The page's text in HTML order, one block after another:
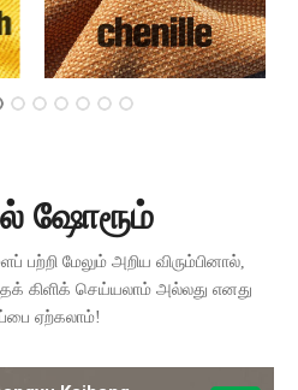
ஷோரூம்
மேலும் அறிய விரும்பினால்,
கிளிக் செய்யலாம் அல்லது எனது
ஏற்கலாம்!